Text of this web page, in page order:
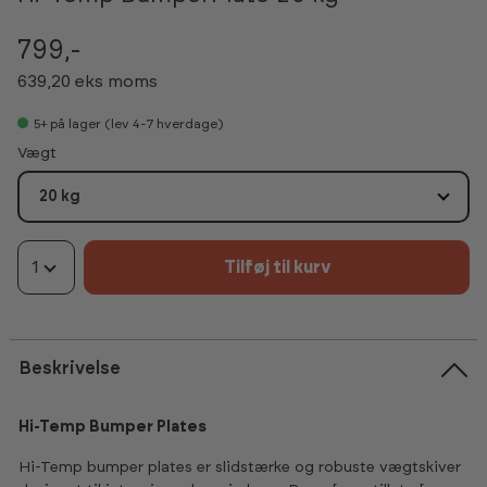
799,-
639,20 eks moms
5+ på lager (lev 4-7 hverdage)
Vælg
Vægt
20 kg
1 Tilføj til kurv
Beskrivelse
Hi-Temp Bumper Plates
Hi-Temp bumper plates er slidstærke og robuste vægtskiver